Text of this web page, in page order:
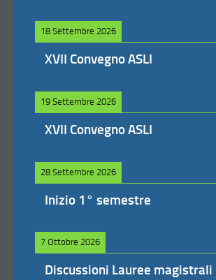
18 Settembre 2026
XVII Convegno ASLI
19 Settembre 2026
XVII Convegno ASLI
28 Settembre 2026
Inizio 1° semestre
7 Ottobre 2026
Discussioni Lauree magistrali